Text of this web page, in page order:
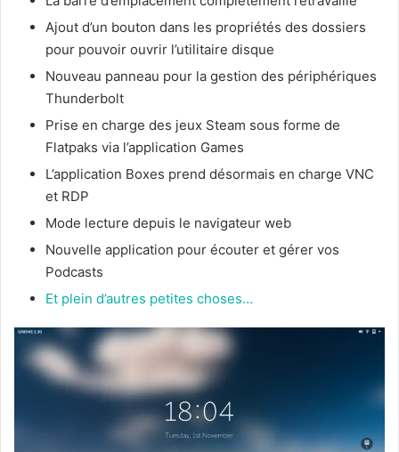
Ajout d’un bouton dans les propriétés des dossiers
pour pouvoir ouvrir l’utilitaire disque
Nouveau panneau pour la gestion des périphériques
Thunderbolt
Prise en charge des jeux Steam sous forme de
Flatpaks via l’application Games
L’application Boxes prend désormais en charge VNC
et RDP
Mode lecture depuis le navigateur web
Nouvelle application pour écouter et gérer vos
Podcasts
Et plein d’autres petites choses…